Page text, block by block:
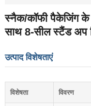
स्नैक/कॉफी पैकेजिंग के
साथ 8-सील स्टैंड अप
उत्पाद विशेषताएं
विशेषता विवरण